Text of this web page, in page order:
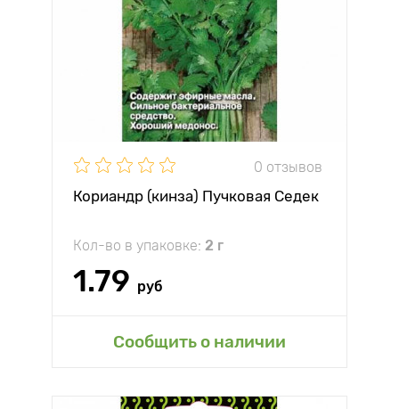
0 отзывов
Кориандр (кинза) Пучковая Седек
Кол-во в упаковке: 2 г
1.79 руб
Сообщить о наличии